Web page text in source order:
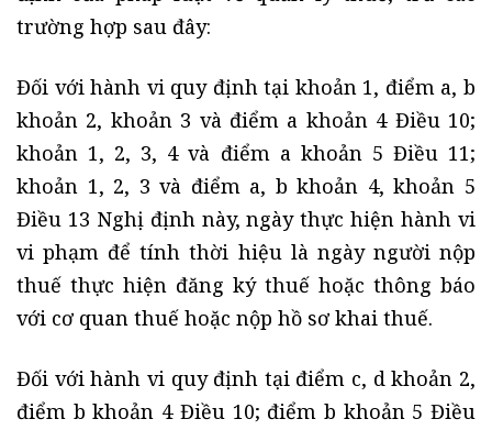
trường hợp sau đây:
Đối với hành vi quy định tại khoản 1, điểm a, b
khoản 2, khoản 3 và điểm a khoản 4 Điều 10;
khoản 1, 2, 3, 4 và điểm a khoản 5 Điều 11;
khoản 1, 2, 3 và điểm a, b khoản 4, khoản 5
Điều 13 Nghị định này, ngày thực hiện hành vi
vi phạm để tính thời hiệu là ngày người nộp
thuế thực hiện đăng ký thuế hoặc thông báo
với cơ quan thuế hoặc nộp hồ sơ khai thuế.
Đối với hành vi quy định tại điểm c, d khoản 2,
điểm b khoản 4 Điều 10; điểm b khoản 5 Điều